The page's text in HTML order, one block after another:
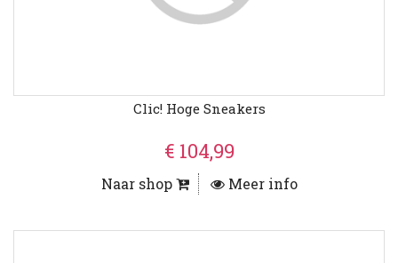
Clic! Hoge Sneakers
€ 104,99
Naar shop Meer info